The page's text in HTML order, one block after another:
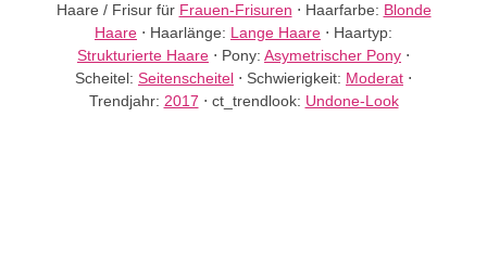
Haare / Frisur für Frauen-Frisuren ⋅ Haarfarbe: Blonde
Haare ⋅ Haarlänge: Lange Haare ⋅ Haartyp:
Strukturierte Haare ⋅ Pony: Asymetrischer Pony ⋅
Scheitel: Seitenscheitel ⋅ Schwierigkeit: Moderat ⋅
Trendjahr: 2017 ⋅ ct_trendlook: Undone-Look